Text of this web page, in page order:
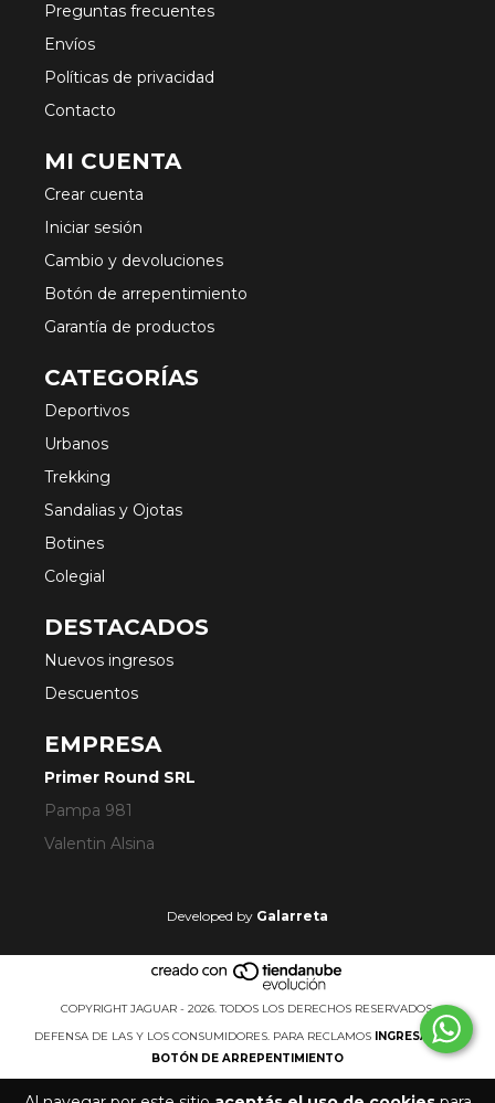
Preguntas frecuentes
Envíos
Políticas de privacidad
Contacto
MI CUENTA
Crear cuenta
Iniciar sesión
Cambio y devoluciones
Botón de arrepentimiento
Garantía de productos
CATEGORÍAS
Deportivos
Urbanos
Trekking
Sandalias y Ojotas
Botines
Colegial
DESTACADOS
Nuevos ingresos
Descuentos
EMPRESA
Primer Round SRL
Pampa 981
Valentin Alsina
Developed by Galarreta
COPYRIGHT JAGUAR - 2026. TODOS LOS DERECHOS RESERVADOS.
DEFENSA DE LAS Y LOS CONSUMIDORES. PARA RECLAMOS INGRESÁ ACÁ.
BOTÓN DE ARREPENTIMIENTO